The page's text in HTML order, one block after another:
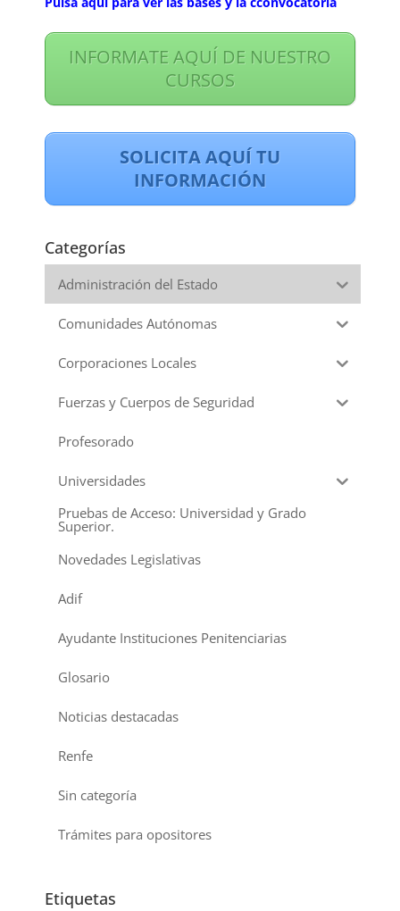
INFORMATE AQUÍ DE NUESTRO
CURSOS
SOLICITA AQUÍ TU
INFORMACIÓN
Categorías
Administración del Estado
Comunidades Autónomas
Corporaciones Locales
Fuerzas y Cuerpos de Seguridad
Profesorado
Universidades
Pruebas de Acceso: Universidad y Grado
Superior.
Novedades Legislativas
Adif
Ayudante Instituciones Penitenciarias
Glosario
Noticias destacadas
Renfe
Sin categoría
Trámites para opositores
Etiquetas